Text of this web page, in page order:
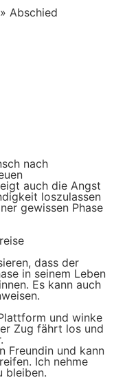
» Abschied
nach
auch die Angst
loszulassen
gewissen Phase
dass der
in seinem Leben
Es kann auch
und winke
Zug fährt los und
Freundin und kann
Ich nehme
bleiben.